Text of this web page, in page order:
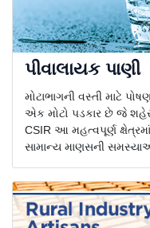
પીવાલાયક પાણી
મોટાભાગની વસ્તી માટે
એક મોટો પડકાર છે જે
CSIR આ મહત્વપૂર્ણ
સામાન્ય માણસની